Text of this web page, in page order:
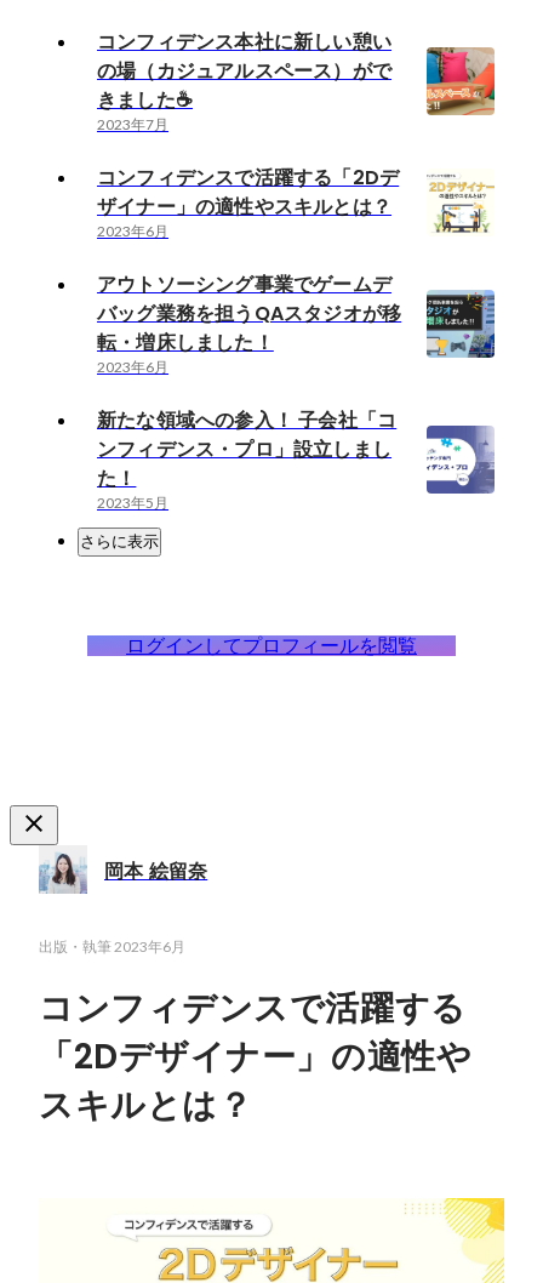
コンフィデンス本社に新しい憩い
の場（カジュアルスペース）がで
きました☕
2023年7月
コンフィデンスで活躍する「2Dデ
ザイナー」の適性やスキルとは？
2023年6月
アウトソーシング事業でゲームデ
バッグ業務を担うQAスタジオが移
転・増床しました！
2023年6月
新たな領域への参入！ 子会社「コ
ンフィデンス・プロ」設立しまし
た！
2023年5月
さらに表示
ログインしてプロフィールを閲覧
岡本 絵留奈
出版・執筆2023年6月
コンフィデンスで活躍する
「2Dデザイナー」の適性や
スキルとは？